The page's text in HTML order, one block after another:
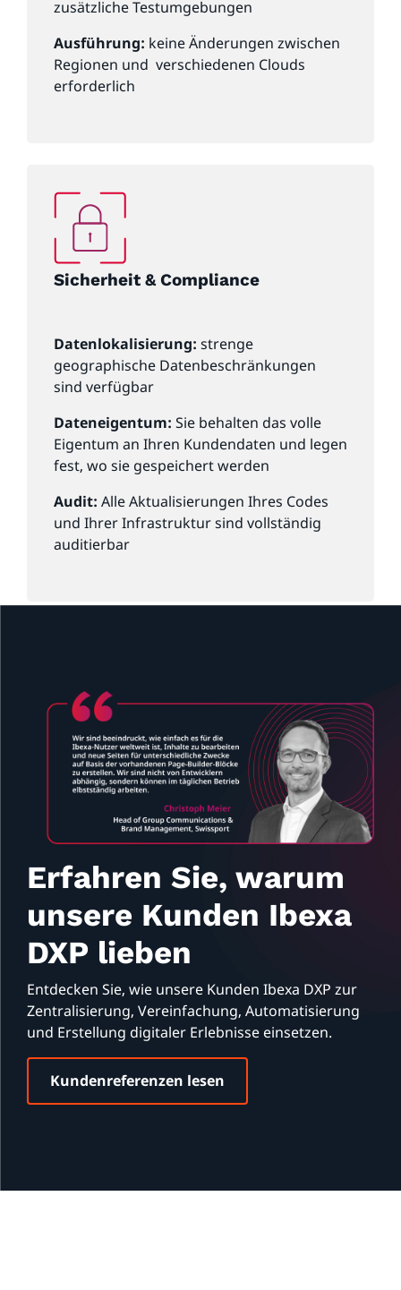
zusätzliche Testumgebungen
Ausführung: keine Änderungen zwischen
Regionen und verschiedenen Clouds
erforderlich
Sicherheit & Compliance
Datenlokalisierung: strenge
geographische Datenbeschränkungen
sind verfügbar
Dateneigentum: Sie behalten das volle
Eigentum an Ihren Kundendaten und legen
fest, wo sie gespeichert werden
Audit: Alle Aktualisierungen Ihres Codes
und Ihrer Infrastruktur sind vollständig
auditierbar
Erfahren Sie, warum
unsere Kunden Ibexa
DXP lieben
Entdecken Sie, wie unsere Kunden Ibexa DXP zur
Zentralisierung, Vereinfachung, Automatisierung
und Erstellung digitaler Erlebnisse einsetzen.
Kundenreferenzen lesen